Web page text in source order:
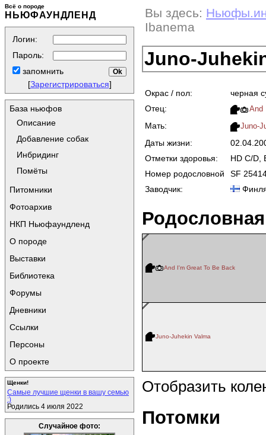
Всё о породе
НЬЮФАУНДЛЕНД
Логин:
Пароль:
запомнить
[Зарегистрироваться]
База ньюфов
Описание
Добавление собак
Инбридинг
Помёты
Питомники
Фотоархив
НКП Ньюфаундленд
О породе
Выставки
Библиотека
Форумы
Дневники
Ссылки
Персоны
О проекте
Щенки!
Самые лучшие щенки в вашу семью
:)
Родились 4 июля 2022
Случайное фото:
Вы здесь:
Ibanema
Juno-
Окрас / пол:
черная
Отец:
And
Мать: Juno-
Даты жизни:
Отметки здоровья:
HD C/D,
Номер родословной
SF
Заводчик:
Родословная
And I'm Great To Be Back
Juno-Juhekin Valma
Отобразить
Потомки